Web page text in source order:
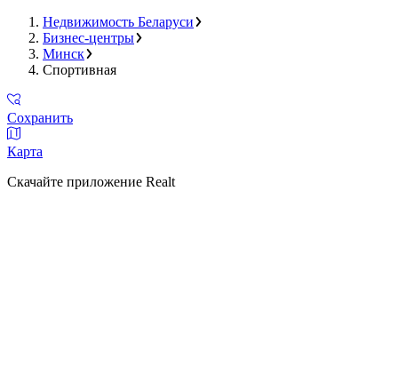
Недвижимость Беларуси
Бизнес-центры
Минск
Спортивная
Сохранить
Карта
Скачайте приложение Realt